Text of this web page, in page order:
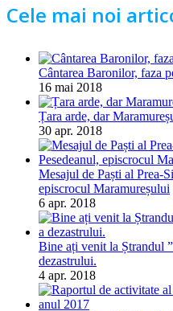
Cele mai noi
Cântarea Baronilor, faza
16 mai 2018
Țara arde, dar
30 apr. 2018
Mesajul de Paști al Prea-
episcrocul Maramureșului
6 apr. 2018
Bine ați venit la Ștrandul
dezastrului.
4 apr. 2018